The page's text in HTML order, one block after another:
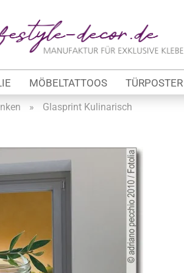
Lieferland
MÖBELTATTOOS TÜRPOSTER
»
Glasprint Kulinarisch